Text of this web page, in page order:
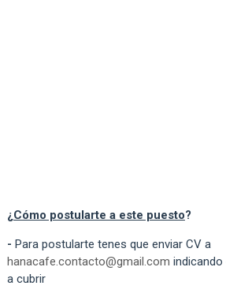
¿ Cómo postularte a este puesto?
- Para postularte tenes que enviar CV a
hanacafe.contacto@gmail.com
a cubrir